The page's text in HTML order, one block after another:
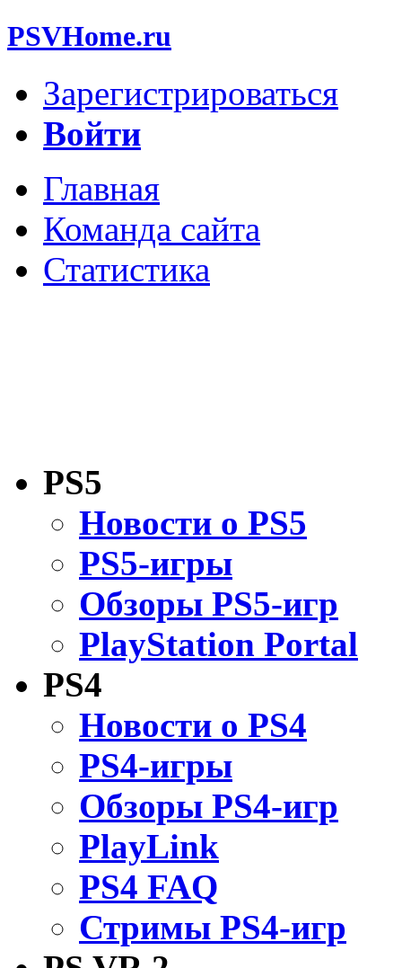
PSVHome.ru
Зарегистрироваться
Войти
Главная
Команда сайта
Статистика
PS5
Новости о PS5
PS5-игры
Обзоры PS5-игр
PlayStation Portal
PS4
Новости о PS4
PS4-игры
Обзоры PS4-игр
PlayLink
PS4 FAQ
Стримы PS4-игр